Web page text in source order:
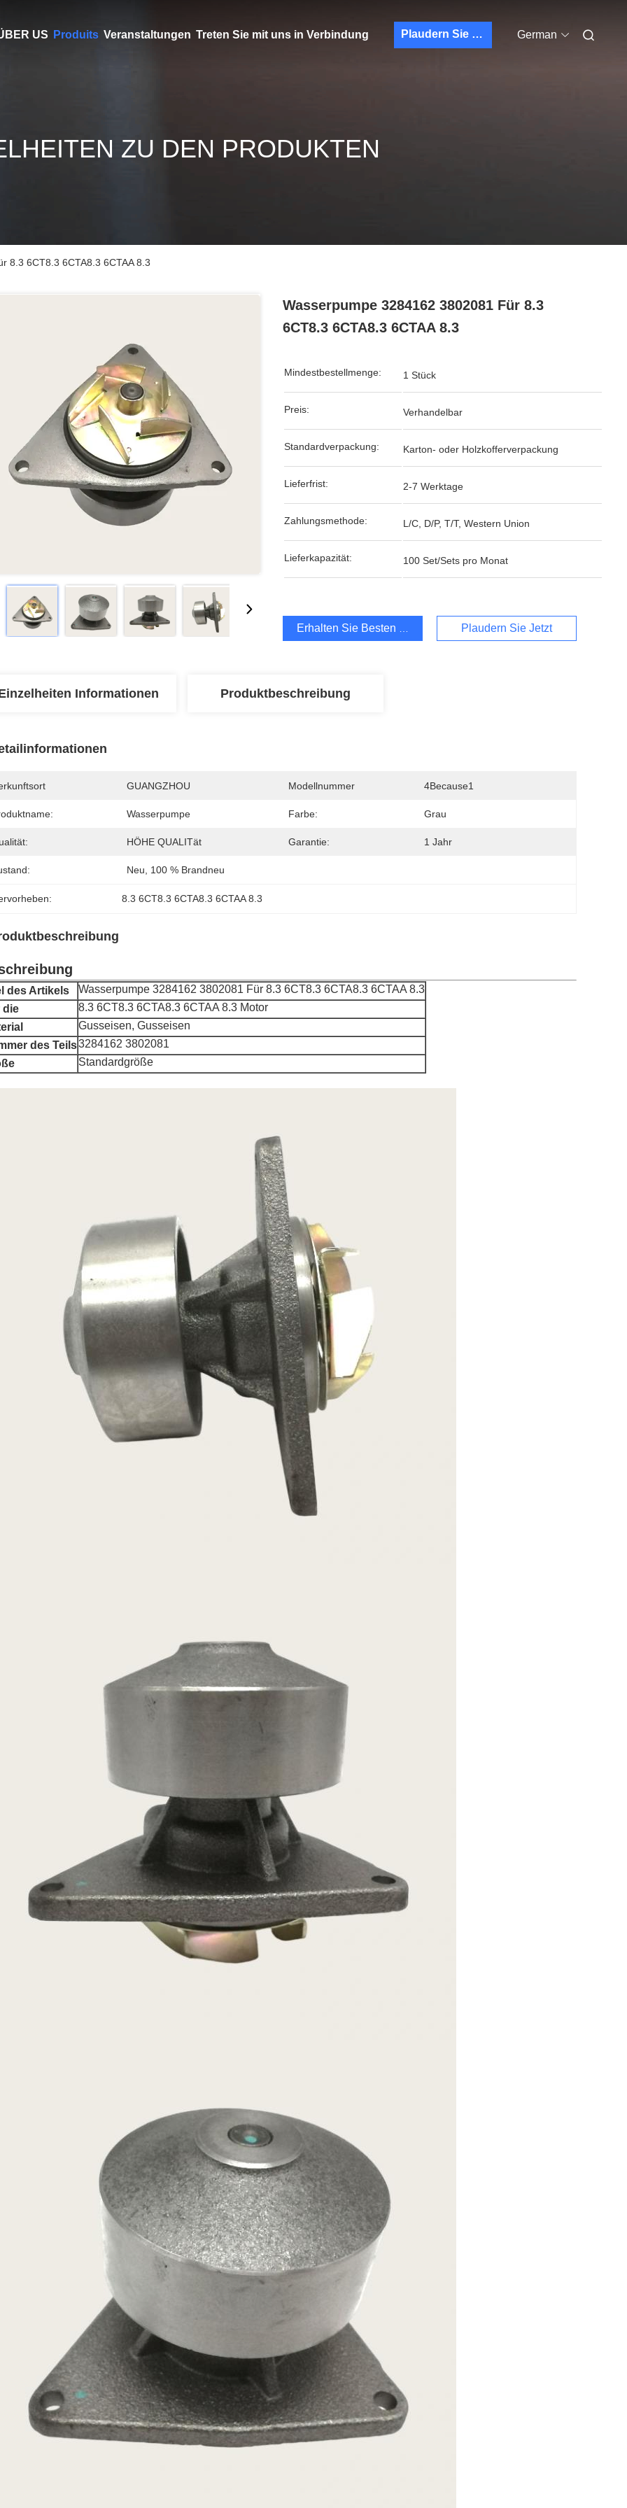
US Produits Veranstaltungen Treten Sie mit uns in Verbindung Plaudern Sie Jetzt German
ZU DEN PRODUKTEN
8.3 6CT8.3 6CTA8.3 6CTAA 8.3
Wasserpumpe 3284162 3802081 Für 8.3
6CT8.3 6CTA8.3 6CTAA 8.3
Mindestbestellmenge: 1 Stück
Preis: Verhandelbar
Standardverpackung: Karton- oder Holzkofferverpackung
Lieferfrist: 2-7 Werktage
Zahlungsmethode: L/C, D/P, T/T, Western Union
Lieferkapazität: 100 Set/Sets pro Monat
Erhalten Sie Besten Preis Plaudern Sie Jetzt
Informationen Produktbeschreibung
GUANGZHOU Modellnummer 4Because1
Wasserpumpe Farbe: Grau
HÖHE QUALITät Garantie: 1 Jahr
Neu, 100 % Brandneu
8.3 6CT8.3 6CTA8.3 6CTAA 8.3
des Artikels
Wasserpumpe 3284162 3802081 Für 8.3 6CT8.3 6CTA8.3 6CTAA 8.3
die
8.3 6CT8.3 6CTA8.3 6CTAA 8.3 Motor
Gusseisen, Gusseisen
des Teils3284162 3802081
Standardgröße